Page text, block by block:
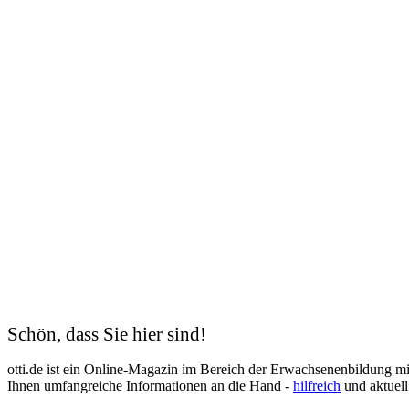
Management
Maschinen- und Anlagenführer
Mechatroniker
Mediation
Mediengestalter
Schön, dass Sie hier sind!
otti.de ist ein Online-Magazin im Bereich der Erwachsenenbildung
Ihnen umfangreiche Informationen an die Hand - hilfreich und